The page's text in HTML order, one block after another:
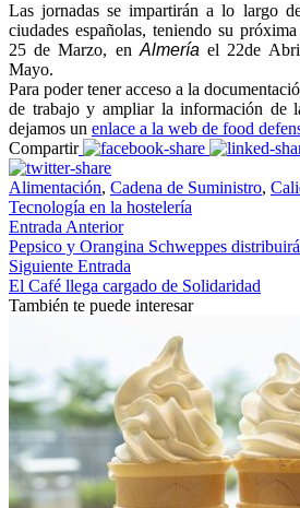
Las jornadas se impartirán a lo largo
ciudades españolas, teniendo su
25 de Marzo, en Almería el 22de
Mayo.
Para poder tener acceso a la
de trabajo y ampliar la información de
dejamos un enlace a la web de food
Compartir
Alimentación, Cadena de Suministro,
Tecnología en la hostelería
Entrada Anterior
Pepsico y Orangina Schweppes
Siguiente Entrada
El Café llega cargado de Solidaridad
También te puede interesar